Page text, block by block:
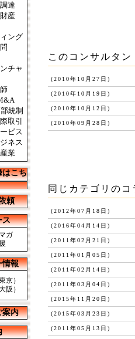
達
産
ング
チャ
統制
取引
ビス
ネス
業
はこち
頼
ス
ガ
情報
京）
阪）
案内
このコンサルタ
(2010年10月27日)
(2010年10月19日)
(2010年10月12日)
(2010年09月28日)
同じカテゴリのコ
(2012年07月18日)
(2016年04月14日)
(2011年02月21日)
(2011年01月05日)
(2011年02月14日)
(2011年03月04日)
(2015年11月20日)
(2015年03月23日)
(2011年05月13日)